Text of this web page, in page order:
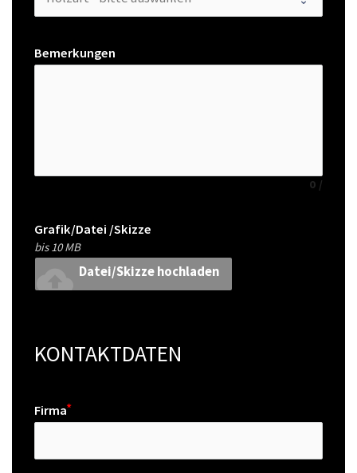
Bemerkungen
0 /
Grafik/Datei /Skizze
bis 10 MB
cloud_upload Datei/Skizze hochladen
KONTAKTDATEN
Firma